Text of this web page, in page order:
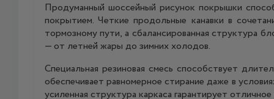
Продуманный шоссейный рисунок покрышки
покрытием. Четкие продольные канавки в
тормозному пути, а сбалансированная структура
— от летней жары до зимних холодов.
Специальная резиновая смесь способствует
обеспечивает равномерное стирание даже в
усиленная структура каркаса гарантирует